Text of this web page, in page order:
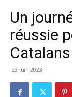
Un
réussie
Catalans
23 juin 2023